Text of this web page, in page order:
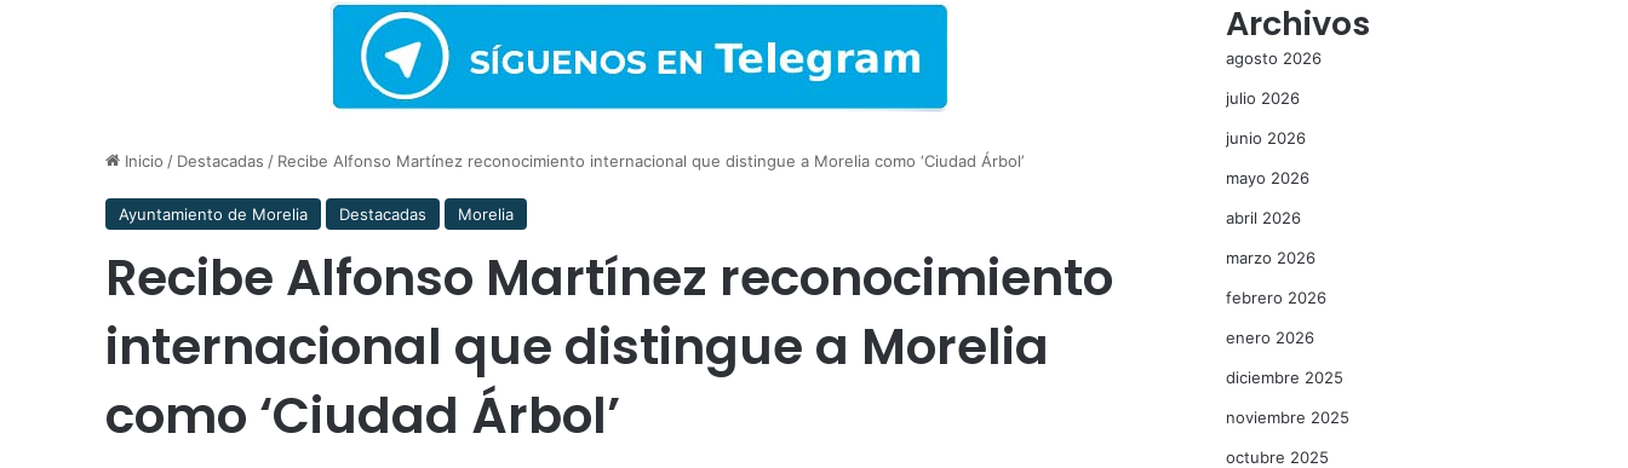
Inicio / Destacadas / Recibe Alfonso Martínez reconocimiento internacional que distingue a Morelia como ‘Ciudad Árbol’
Ayuntamiento de Morelia Destacadas Morelia
Recibe Alfonso Martínez reconocimiento
internacional que distingue a Morelia
como ‘Ciudad Árbol’
Archivos
agosto 2026
julio 2026
junio 2026
mayo 2026
abril 2026
marzo 2026
febrero 2026
enero 2026
diciembre 2025
noviembre 2025
octubre 2025